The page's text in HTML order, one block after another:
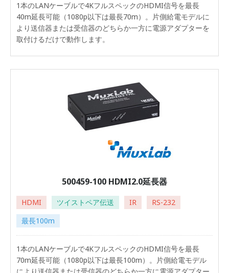
1本のLANケーブルで4KフルスペックのHDMI信号を最長
40m延長可能（1080p以下は最長70m）。片側給電モデルに
より送信器または受信器のどちらか一方に電源アダプターを
取付けるだけで動作します。
500459-100 HDMI2.0延長器
HDMI ツイストペア伝送 IR
RS-232
最長100m
1本のLANケーブルで4KフルスペックのHDMI信号を最長
70m延長可能（1080p以下は最長100m）。片側給電モデル